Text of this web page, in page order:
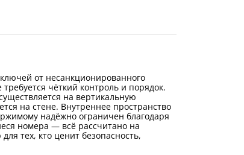
от несанкционированного
чёткий контроль и порядок.
на вертикальную
на стене. Внутреннее пространство
надёжно ограничен благодаря
номера — всё рассчитано на
тех, кто ценит безопасность,